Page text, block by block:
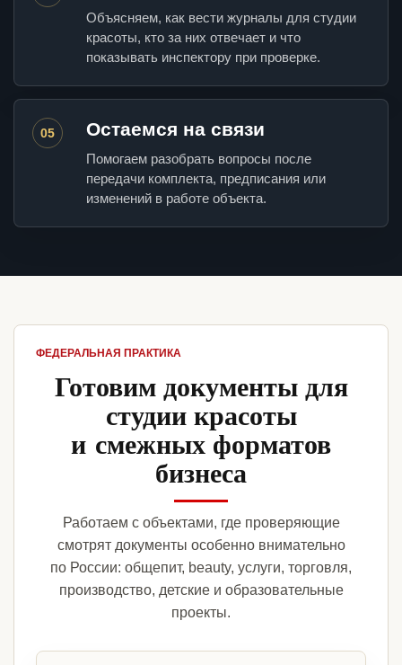
Объясняем, как вести журналы для студии
красоты, кто за них отвечает и что
показывать инспектору при проверке.
05 Остаемся на связи
Помогаем разобрать вопросы после
передачи комплекта, предписания или
изменений в работе объекта.
ФЕДЕРАЛЬНАЯ ПРАКТИКА
Готовим документы для
студии красоты
и смежных форматов
бизнеса
Работаем с объектами, где проверяющие
смотрят документы особенно внимательно
по России: общепит, beauty, услуги, торговля,
производство, детские и образовательные
проекты.